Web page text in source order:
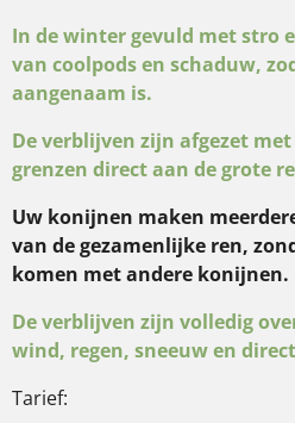
In de winter gevuld met stro
van coolpods en schaduw,
aangenaam is.
De verblijven zijn afgezet
grenzen direct aan de grote
Uw konijnen maken
van de gezamenlijke ren,
komen met andere konijnen.
De verblijven zijn volledig
wind, regen, sneeuw en
Tarief: